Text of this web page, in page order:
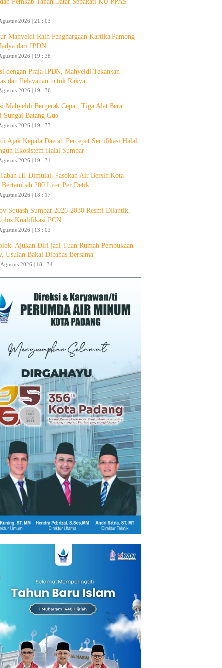
Pemkab Tanah Datar Sepakati KU-PPAS
2026 | 21 : 03
Mahyeldi Raih Penghargaan Kartika Pamong
dari IPDN
2026 | 19 : 38
dengan Praja IPDN, Mahyeldi Tekankan
dan Pelayanan untuk Rakyat
2026 | 19 : 36
Mahyeldi Bergerak Cepat, Tiga Alat Berat
Sungai Batang Guo
2026 | 19 : 33
Ajak Kepala Daerah Percepat Sertifikasi Halal
Ekosistem Halal Sumbar
2026 | 19 : 31
III Dimulai, Pasokan Air Bersih Kota
Bertambah 200 Liter Per Detik
2026 | 18 : 17
Squash Sumbar 2026-2030 Resmi Dilantik,
Kualifikasi PON
2026 | 13 : 03
Ajukan Diri jadi Tuan Rumah Pembukaan
Usulan Bakal Dibahas Bersama
Agustus 2026 | 18 : 34